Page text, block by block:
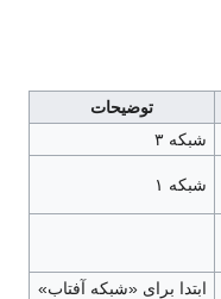
توضیحات
شبکه ۳
شبکه ۱
ابتدا برای «شبکه آفتاب»